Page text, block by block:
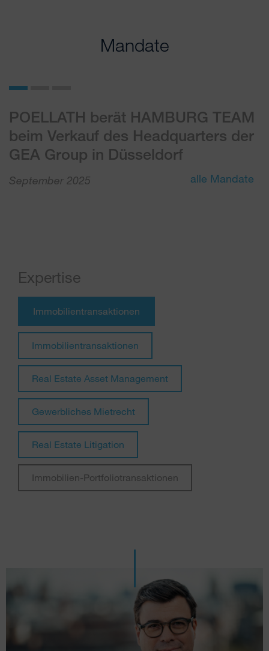
Mandate
POELLATH berät HAMBURG TEAM
beim Verkauf des Headquarters der
GEA Group in Düsseldorf
September 2025 alle Mandate
Expertise
Immobilientransaktionen
Immobilientransaktionen
Real Estate Asset Management
Gewerbliches Mietrecht
Real Estate Litigation
Immobilien-Portfoliotransaktionen